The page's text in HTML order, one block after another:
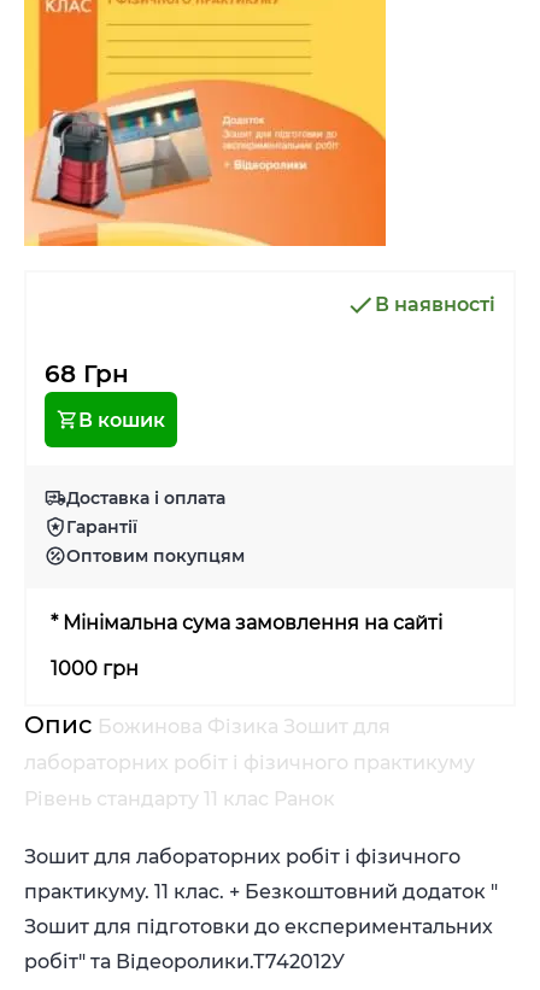
В наявності
68 Грн
В кошик
Доставка і оплата
Гарантії
Оптовим покупцям
* Мінімальна сума замовлення на сайті
1000 грн
Опис Божинова Фізика Зошит для
лабораторних робіт і фізичного практикуму
Рівень стандарту 11 клас Ранок
Зошит для лабораторних робіт і фізичного
практикуму. 11 клас. + Безкоштовний додаток "
Зошит для підготовки до експериментальних
робіт" та Відеоролики.Т742012У